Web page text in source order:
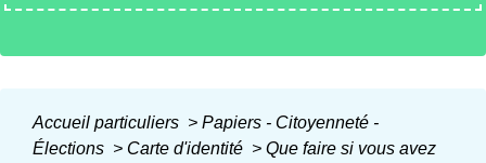
Accueil particuliers > Papiers - Citoyenneté -
Élections > Carte d'identité > Que faire si vous avez